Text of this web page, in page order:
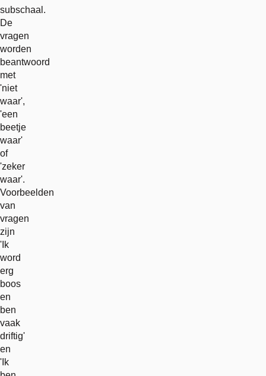
subschaal.
De
vragen
worden
beantwoord
met
'niet
waar',
'een
beetje
waar'
of
'zeker
waar'.
Voorbeelden
van
vragen
zijn
'Ik
word
erg
boos
en
ben
vaak
driftig'
en
'Ik